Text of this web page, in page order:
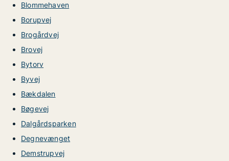
Blommehaven
Borupvej
Brogårdvej
Brovej
Bytorv
Byvej
Bækdalen
Bøgevej
Dalgårdsparken
Degnevænget
Demstrupvej